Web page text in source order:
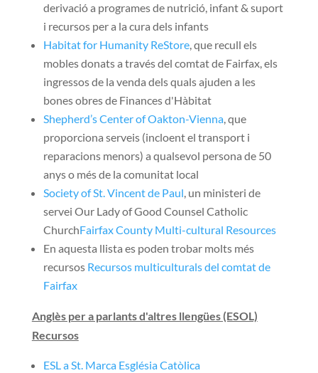
derivació a programes de nutrició, infant & suport
i recursos per a la cura dels infants
Habitat for Humanity ReStore, que recull els
mobles donats a través del comtat de Fairfax, els
ingressos de la venda dels quals ajuden a les
bones obres de Finances d'Hàbitat
Shepherd’s Center of Oakton-Vienna, que
proporciona serveis (incloent el transport i
reparacions menors) a qualsevol persona de 50
anys o més de la comunitat local
Society of St. Vincent de Paul, un ministeri de
servei Our Lady of Good Counsel Catholic
ChurchFairfax County Multi-cultural Resources
En aquesta llista es poden trobar molts més
recursos Recursos multiculturals del comtat de
Fairfax
Anglès per a parlants d'altres llengües (ESOL)
Recursos
ESL a St. Marca Església Catòlica